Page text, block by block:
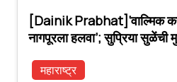
[Dainik Prabhat]‘वाल्मिक
नागपूरला हलवा’; सुप्रिया सुळेंची
महाराष्ट्र